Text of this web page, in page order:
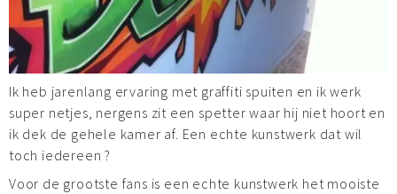
Ik heb jarenlang ervaring met graffiti spuiten en ik werk
super netjes, nergens zit een spetter waar hij niet hoort en
ik dek de gehele kamer af. Een echte kunstwerk dat wil
toch iedereen ?
Voor de grootste fans is een echte kunstwerk het mooiste